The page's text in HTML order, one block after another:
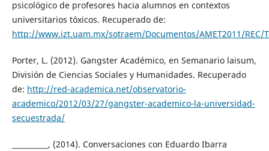
psicológico de profesores hacia alumnos en contextos
universitarios tóxicos. Recuperado de:
http://www.izt.uam.mx/sotraem/Documentos/AMET2011/REC/
Porter, L. (2012). Gangster Académico, en Semanario laisum,
División de Ciencias Sociales y Humanidades. Recuperado
de: http://red-academica.net/observatorio-
academico/2012/03/27/gangster-academico-la-universidad-
secuestrada/
__________, (2014). Conversaciones con Eduardo Ibarra